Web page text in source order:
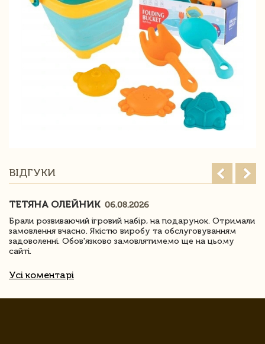
ВІДГУКИ
ТЕТЯНА ОЛЕЙНИК 06.08.2026
Брали розвиваючий ігровий набір, на подарунок. Отримали
замовлення вчасно. Якістю виробу та обслуговуванням
задоволенні. Обов'язково замовлятимемо ще на цьому
сайті.
Усі коментарі